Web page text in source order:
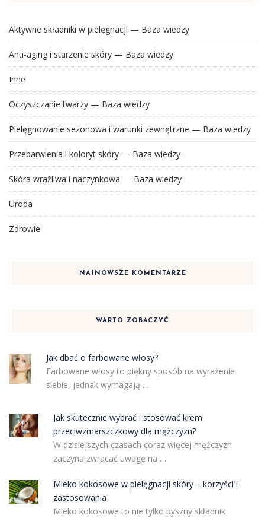
Aktywne składniki w pielęgnacji — Baza wiedzy
Anti-aging i starzenie skóry — Baza wiedzy
Inne
Oczyszczanie twarzy — Baza wiedzy
Pielęgnowanie sezonowa i warunki zewnętrzne — Baza wiedzy
Przebarwienia i koloryt skóry — Baza wiedzy
Skóra wrażliwa i naczynkowa — Baza wiedzy
Uroda
Zdrowie
NAJNOWSZE KOMENTARZE
WARTO ZOBACZYĆ
Jak dbać o farbowane włosy?
Farbowane włosy to piękny sposób na wyrażenie
siebie, jednak wymagają …
Jak skutecznie wybrać i stosować krem
przeciwzmarszczkowy dla mężczyzn?
W dzisiejszych czasach coraz więcej mężczyzn
zaczyna zwracać uwagę na …
Mleko kokosowe w pielęgnacji skóry – korzyści i
zastosowania
Mleko kokosowe to nie tylko pyszny składnik